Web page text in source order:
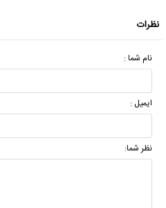
نظرات
نام شما :
ایمیل :
نظر شما: